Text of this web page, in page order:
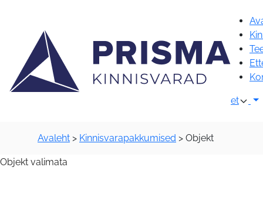
et
Avaleht > Kinnisvarapakkumised > Objekt
Objekt valimata